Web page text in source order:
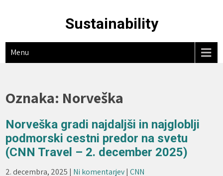
Sustainability
Menu
Oznaka: Norveška
Norveška gradi najdaljši in najgloblji
podmorski cestni predor na svetu
(CNN Travel – 2. december 2025)
2. decembra, 2025 | Ni komentarjev|CNN